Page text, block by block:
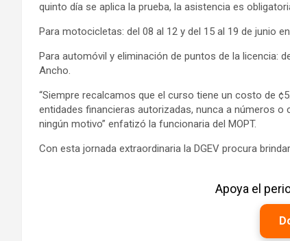
quinto día se aplica la prueba, la asistencia es
Para motocicletas: del 08 al 12 y del 15 al 19 de junio
Para automóvil y eliminación de puntos de la licencia:
Ancho.
“Siempre recalcamos que el curso tiene un costo de
entidades financieras autorizadas, nunca a números
ningún motivo” enfatizó la funcionaria del MOPT.
Con esta jornada extraordinaria la DGEV procura
Apoya el